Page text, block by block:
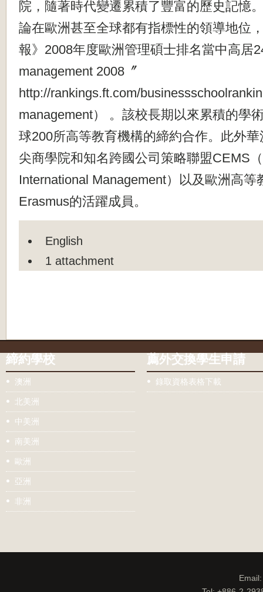
院，隨著時代變遷累積了豐富的歷史記憶
論在歐洲甚至全球都有指標性的領導地位
報》2008年度歐洲管理碩士排名當中高居
management 2008〞
http://rankings.ft.com/
management） 。該校長期以來累積的學
球200所高等教育機構的締約合作。此外
尖商學院和知名跨國公司策略聯盟CEMS
International Management）以及歐洲高等
Erasmus的活躍成員。
English
1 attachment
締約學校
澳洲
北美洲
中美洲
南美洲
歐洲
亞洲
非洲
薦外交換學生申請
錄取資格表格下載